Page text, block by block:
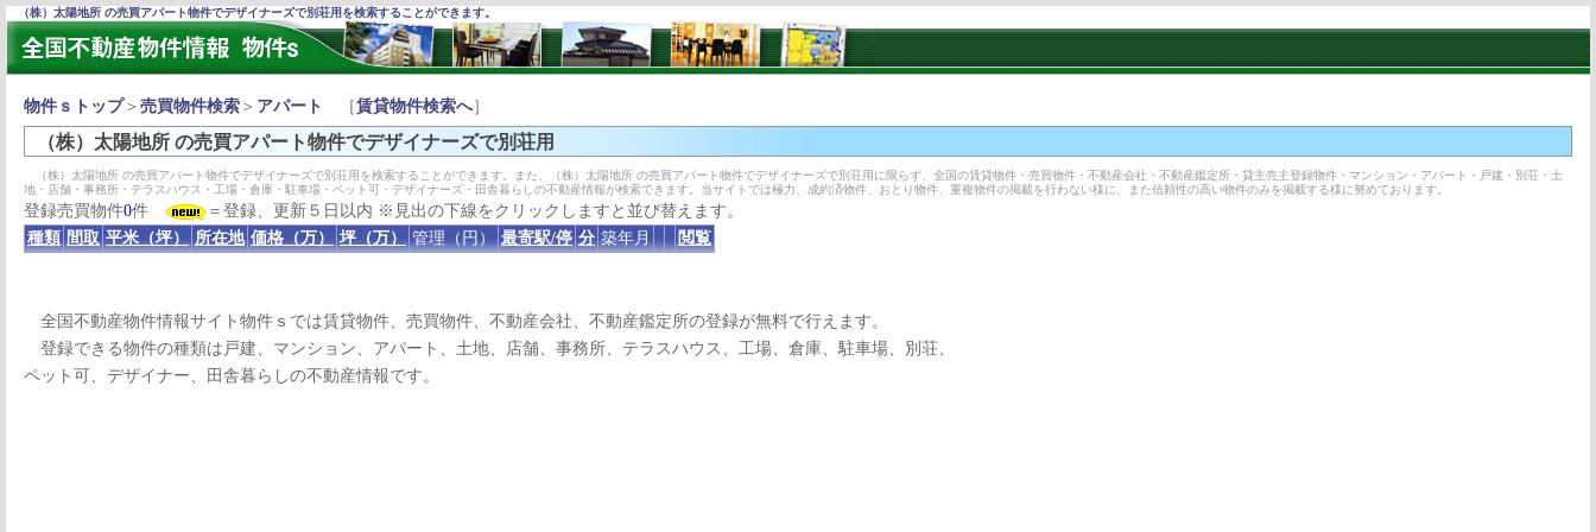
（株）太陽地所 の売買アパート物件でデザイナーズで別荘用を検索することができます。
物件ｓトップ＞ 売買物件検索 ＞ アパート ［賃貸物件検索へ］
（株）太陽地所 の売買アパート物件でデザイナーズで別荘用
（株）太陽地所 の売買アパート物件でデザイナーズで別荘用を検索することができます。また、（株）太陽地所 の売買アパート物件でデザイナーズで別荘用に限らず、全国の賃貸物件・売買物件・不動産会社・不動産鑑定所・貸主売主登録物件・マンション・アパート・戸建・別荘・土
地・店舗・事務所・テラスハウス・工場・倉庫・駐車場・ペット可・デザイナーズ・田舎暮らしの不動産情報が検索できます。当サイトでは極力、成約済物件、おとり物件、重複物件の掲載を行わない様に、また信頼性の高い物件のみを掲載する様に努めております。
登録売買物件0件
＝登録、更新５日以内 ※見出の下線をクリックしますと並び替えます。
種類 間取 平米（坪） 所在地 価格（万） 坪（万） 管理（円） 最寄駅/停 分 築年月 閲覧
全国不動産物件情報サイト物件ｓでは賃貸物件、売買物件、不動産会社、不動産鑑定所の登録が無料で行えます。
登録できる物件の種類は戸建、マンション、アパート、土地、店舗、事務所、テラスハウス、工場、倉庫、駐車場、別荘、
ペット可、デザイナー、田舎暮らしの不動産情報です。